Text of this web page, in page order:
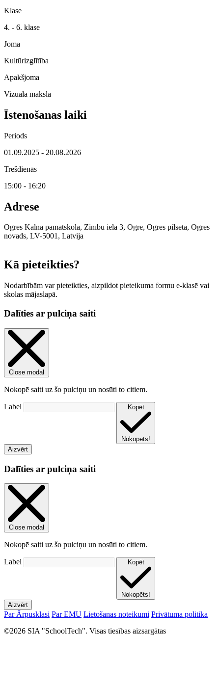
Klase
4. - 6. klase
Joma
Kultūrizglītība
Apakšjoma
Vizuālā māksla
Īstenošanas laiki
Periods
01.09.2025 - 20.08.2026
Trešdienās
15:00 - 16:20
Adrese
Ogres Kalna pamatskola, Zinību iela 3, Ogre, Ogres pilsēta, Ogres
novads, LV-5001, Latvija
Kā pieteikties?
Nodarbībām var pieteikties, aizpildot pieteikuma formu e-klasē vai
skolas mājaslapā.
Dalīties ar pulciņa saiti
Close modal
Nokopē saiti uz šo pulciņu un nosūti to citiem.
Label Kopēt
Nokopēts!
Aizvērt
Dalīties ar pulciņa saiti
Close modal
Nokopē saiti uz šo pulciņu un nosūti to citiem.
Label Kopēt
Nokopēts!
Aizvērt
Par Ārpusklasi Par EMU Lietošanas noteikumi Privātuma politika
©2026 SIA "SchoolTech". Visas tiesības aizsargātas